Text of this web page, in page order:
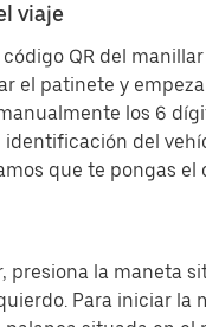
viaje
código QR del
el patinete y
los 6
identificación del
que te pongas el
presiona la maneta
Para iniciar la